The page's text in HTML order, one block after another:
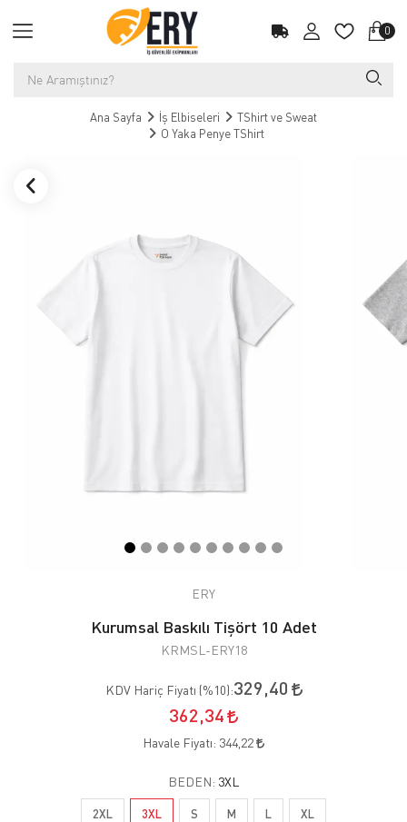
0
Ana Sayfa İş Elbiseleri
TShirt ve Sweat
O Yaka Penye TShirt
ERY
Kurumsal Baskılı Tişört 10 Adet
KRMSL-ERY18
KDV Hariç Fiyatı (%10):329,40
362,34
Havale Fiyatı: 344,22
BEDEN: 3XL
2XL 3XL S M L XL